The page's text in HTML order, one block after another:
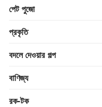
পেট পুজো
প্রকৃতি
বদলে দেওয়ার গল্প
বাণিজ্য
রক-টক